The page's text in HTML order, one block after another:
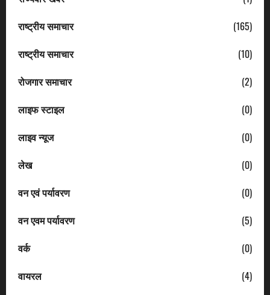
राष्ट्रीय समाचार
(165)
राष्ट्रीय समाचार
(10)
रोजगार समाचार
(2)
लाइफ स्टाइल
(0)
लाइव न्यूज
(0)
लेख
(0)
वन एवं पर्यावरण
(0)
वन एवम पर्यावरण
(5)
वर्क
(0)
वायरल
(4)